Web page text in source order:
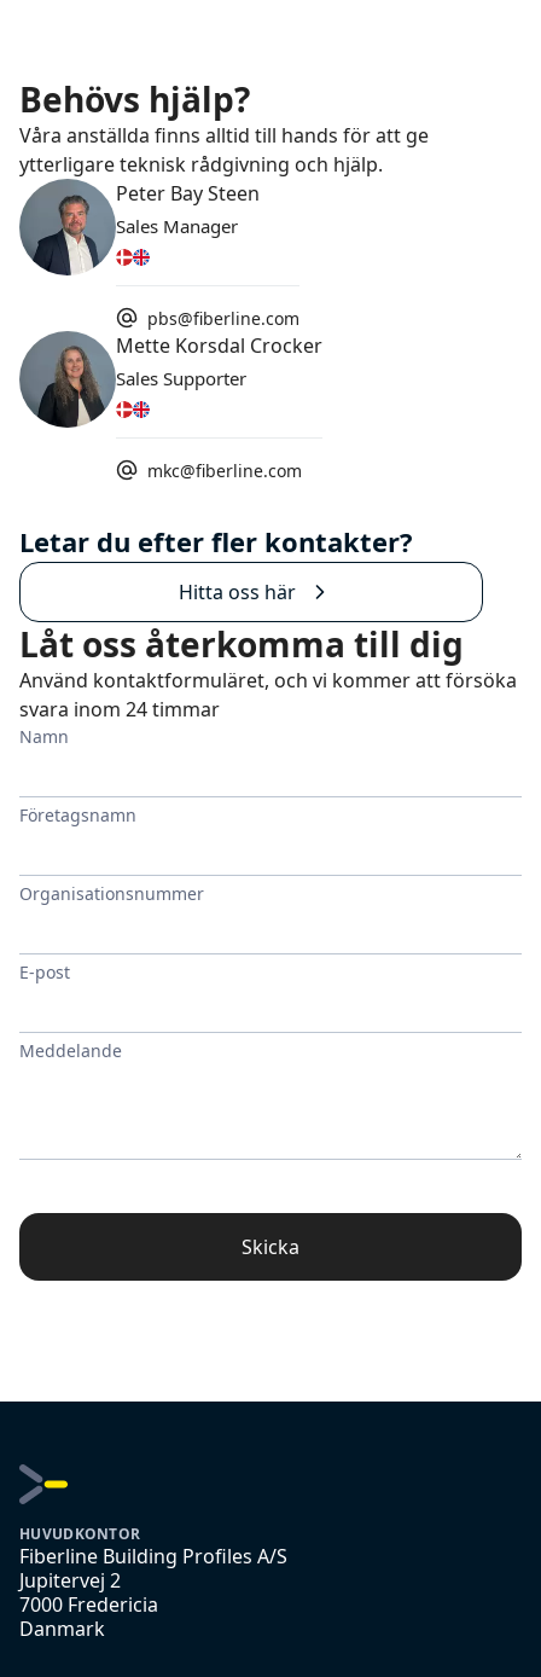
Behövs hjälp?
Våra anställda finns alltid till hands för att ge
ytterligare teknisk rådgivning och hjälp.
Peter Bay Steen
Sales Manager
pbs@fiberline.com
Mette Korsdal Crocker
Sales Supporter
mkc@fiberline.com
Letar du efter fler kontakter?
Hitta oss här
Låt oss återkomma till dig
Använd kontaktformuläret, och vi kommer att försöka
svara inom 24 timmar
Namn
Företagsnamn
Organisationsnummer
E-post
Meddelande
Skicka
HUVUDKONTOR
Fiberline Building Profiles A/S
Jupitervej 2
7000 Fredericia
Danmark